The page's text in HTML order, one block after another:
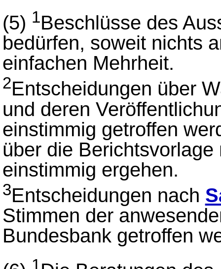
(5) 1Beschlüsse des
bedürfen, soweit nichts
einfachen Mehrheit.
2Entscheidungen über
und deren
einstimmig getroffen
über die
einstimmig ergehen.
3Entscheidungen nach
Stimmen der
Bundesbank getroffen
1